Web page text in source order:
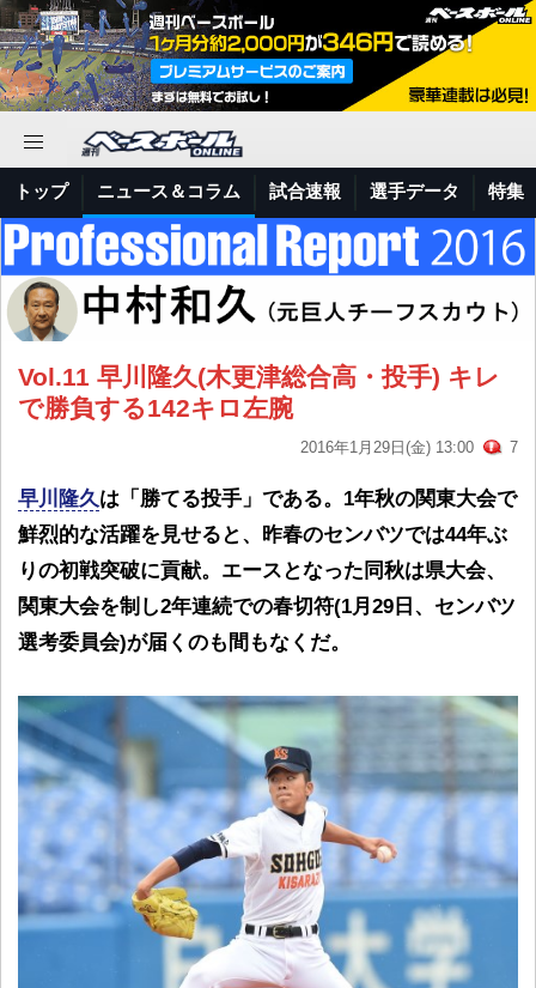
トップ ニュース＆コラム 試合速報 選手データ 特集
Vol.11 早川隆久(木更津総合高・投手) キレ
で勝負する142キロ左腕
2016年1月29日(金) 13:00 7
早川隆久は「勝てる投手」である。1年秋の関東大会で
鮮烈的な活躍を見せると、昨春のセンバツでは44年ぶ
りの初戦突破に貢献。エースとなった同秋は県大会、
関東大会を制し2年連続での春切符(1月29日、センバツ
選考委員会)が届くのも間もなくだ。